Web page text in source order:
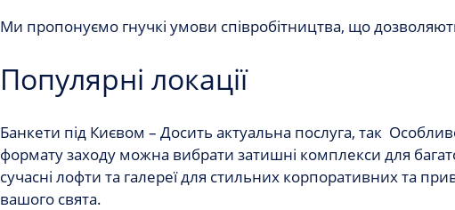
Ми пропонуємо гнучкі умови співробітництва, що
Популярні локації
Банкети під Києвом – Досить актуальна послуга, так
формату заходу можна вибрати затишні комплекси для
сучасні лофти та галереї для стильних корпоративних та
вашого свята.